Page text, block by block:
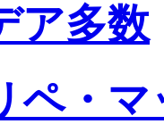
ア多数
ペ・